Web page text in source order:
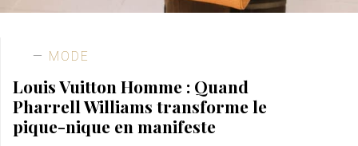
MODE
Louis Vuitton Homme : Quand
Pharrell Williams transforme le
pique-nique en manifeste